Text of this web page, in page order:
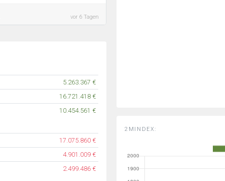
vor 6 Tagen
5.263.367 €
16.721.418 €
10.454.561 €
17.075.860 €
4.901.009 €
2.499.486 €
2MINDEX: